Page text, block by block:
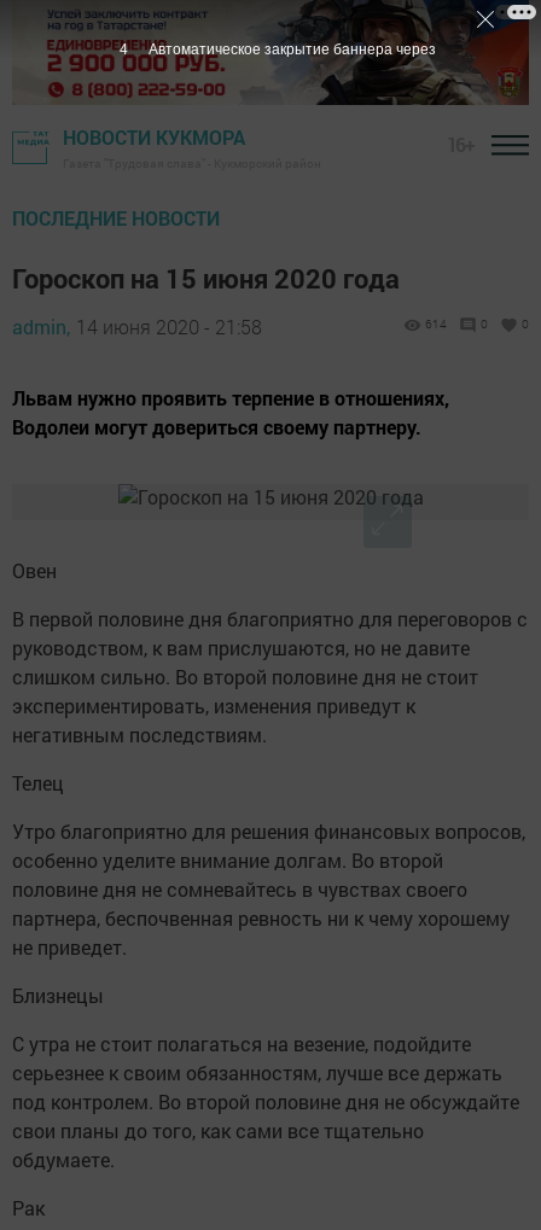
НОВОСТИ КУКМОРА
ПОСЛЕДНИЕ НОВОСТИ
Гороскоп на 15 июня 2020 года
admin, 14 июня 2020 - 21:58 614 0 0
Львам нужно проявить терпение в отношениях,
Водолеи могут довериться своему партнеру.
Овен
В первой половине дня благоприятно для переговоров с
руководством, к вам прислушаются, но не давите
слишком сильно. Во второй половине дня не стоит
экспериментировать, изменения приведут к
негативным последствиям.
Телец
Утро благоприятно для решения финансовых вопросов,
особенно уделите внимание долгам. Во второй
половине дня не сомневайтесь в чувствах своего
партнера, беспочвенная ревность ни к чему хорошему
не приведет.
Близнецы
С утра не стоит полагаться на везение, подойдите
серьезнее к своим обязанностям, лучше все держать
под контролем. Во второй половине дня не обсуждайте
свои планы до того, как сами все тщательно
обдумаете.
Рак
3 Автоматическое закрытие баннера через